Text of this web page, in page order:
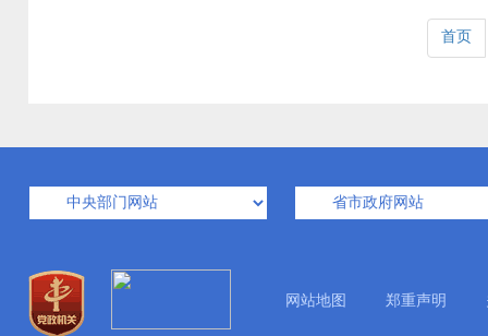
首页
网站地图 郑重声明